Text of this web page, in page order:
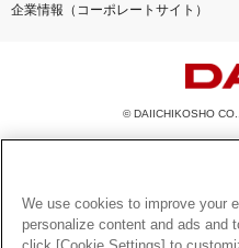
企業情報（コーポレートサイト）
© DAIICHIKOSHO
このサイトに掲載されている一切の文章
を問わず、著作権法の定める範囲を超え
とを禁じます。
楽曲及びコンテンツは、機種によりご利
We use cookies to improve your
personalize content and ads and